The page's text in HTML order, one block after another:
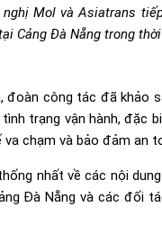
Mol và Asiatrans
Cảng Đà Nẵng trong
đoàn công tác đã
trạng vận hành, đặc
va chạm và bảo đảm an
nhất về các nội
Đà Nẵng và các đối